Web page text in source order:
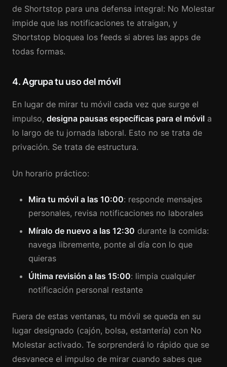
de Shortstop para una defensa integral: No Molestar
impide que las notificaciones te atraigan, y
Shortstop bloquea los feeds si abres las apps de
todas formas.
4. Agrupa tu uso del móvil
En lugar de mirar tu móvil cada vez que surge el
impulso, designa pausas específicas para el móvil a
lo largo de tu jornada laboral. Esto no se trata de
privación. Se trata de estructura.
Un horario práctico:
Mira tu móvil a las 10:00: responde mensajes
personales, revisa notificaciones no laborales
Míralo de nuevo a las 12:30 durante la comida:
navega libremente, ponte al día con lo que
quieras
Última revisión a las 15:00: limpia cualquier
notificación personal restante
Fuera de estas ventanas, tu móvil se queda en su
lugar designado (cajón, bolsa, estantería) con No
Molestar activado. Te sorprenderá lo rápido que se
desvanece el impulso de mirar cuando sabes que